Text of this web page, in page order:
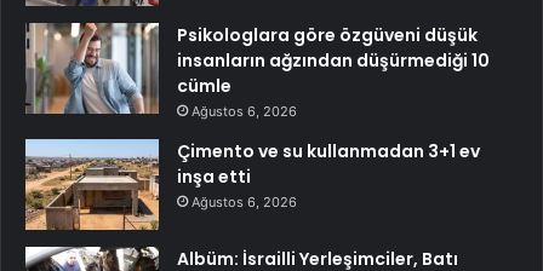
Psikologlara göre özgüveni düşük
insanların ağzından düşürmediği 10
cümle
Ağustos 6, 2026
Çimento ve su kullanmadan 3+1 ev
inşa etti
Ağustos 6, 2026
Albüm: İsrailli Yerleşimciler, Batı